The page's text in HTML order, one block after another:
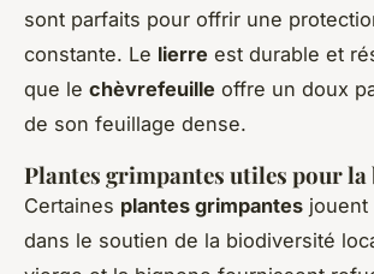
sont parfaits pour offrir une
constante. Le lierre est durable et
que le chèvrefeuille offre un doux
de son feuillage dense.
Plantes grimpantes utiles pour
Certaines plantes grimpantes jouent
dans le soutien de la biodiversité